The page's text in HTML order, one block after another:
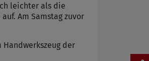
leichter als die
Am Samstag zuvor
der